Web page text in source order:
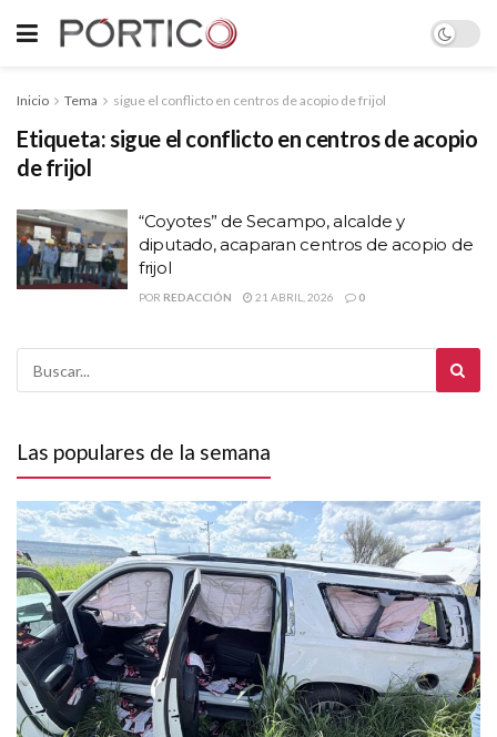
Inicio Tema sigue el conflicto en centros de acopio de frijol
Etiqueta:sigue el conflicto en centros de acopio
de frijol
“Coyotes” de Secampo, alcalde y
diputado, acaparan centros de acopio de
frijol
POR REDACCIÓN 21 ABRIL, 2026 0
Las populares de la semana